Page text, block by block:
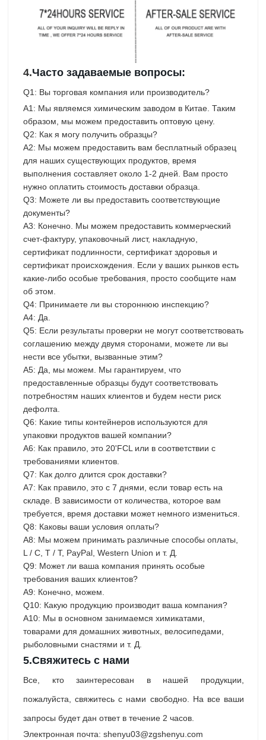
4.Часто задаваемые вопросы:
Q1: Вы торговая компания или производитель?
A1: Мы являемся химическим заводом в Китае. Таким
образом, мы можем предоставить оптовую цену.
Q2: Как я могу получить образцы?
A2: Мы можем предоставить вам бесплатный образец
для наших существующих продуктов, время
выполнения составляет около 1-2 дней. Вам просто
нужно оплатить стоимость доставки образца.
Q3: Можете ли вы предоставить соответствующие
документы?
A3: Конечно. Мы можем предоставить коммерческий
счет-фактуру, упаковочный лист, накладную,
сертификат подлинности, сертификат здоровья и
сертификат происхождения. Если у ваших рынков есть
какие-либо особые требования, просто сообщите нам
об этом.
Q4: Принимаете ли вы стороннюю инспекцию?
A4: Да.
Q5: Если результаты проверки не могут соответствовать
соглашению между двумя сторонами, можете ли вы
нести все убытки, вызванные этим?
A5: Да, мы можем. Мы гарантируем, что
предоставленные образцы будут соответствовать
потребностям наших клиентов и будем нести риск
дефолта.
Q6: Какие типы контейнеров используются для
упаковки продуктов вашей компании?
A6: Как правило, это 20'FCL или в соответствии с
требованиями клиентов.
Q7: Как долго длится срок доставки?
A7: Как правило, это с 7 днями, если товар есть на
складе. В зависимости от количества, которое вам
требуется, время доставки может немного измениться.
Q8: Каковы ваши условия оплаты?
A8: Мы можем принимать различные способы оплаты,
L / C, T / T, PayPal, Western Union и т. Д.
Q9: Может ли ваша компания принять особые
требования ваших клиентов?
А9: Конечно, можем.
Q10: Какую продукцию производит ваша компания?
A10: Мы в основном занимаемся химикатами,
товарами для домашних животных, велосипедами,
рыболовными снастями и т. Д.
5.Свяжитесь с нами
Все, кто заинтересован в нашей продукции,
пожалуйста, свяжитесь с нами свободно. На все ваши
запросы будет дан ответ в течение 2 часов.
Электронная почта: shenyu03@zgshenyu.com